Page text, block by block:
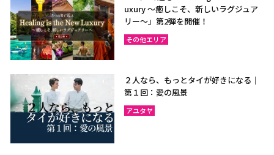
uxury ～癒しこそ、新しいラグジュア
リー〜」第2弾を開催！
その他エリア
２人なら、もっとタイが好きになる｜
第１回：愛の風景
アユタヤ